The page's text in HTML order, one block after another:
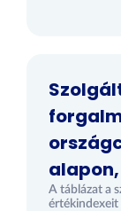
A táblázat a
értékindexeit